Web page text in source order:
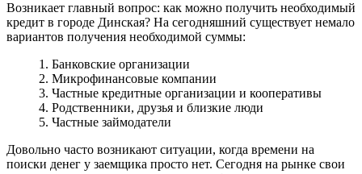
Возникает главный вопрос: как можно получить необходимый
кредит в городе Динская? На сегодняшний существует немало
вариантов получения необходимой суммы:
1. Банковские организации
2. Микрофинансовые компании
3. Частные кредитные организации и кооперативы
4. Родственники, друзья и близкие люди
5. Частные займодатели
Довольно часто возникают ситуации, когда времени на
поиски денег у заемщика просто нет. Сегодня на рынке свои